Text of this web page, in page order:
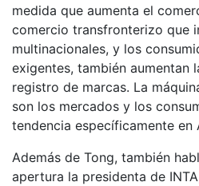
medida que aumenta el
comercio transfronterizo que
multinacionales, y los
exigentes, también aumentan
registro de marcas. La
son los mercados y los
tendencia específicamente en
Además de Tong, también
apertura la presidenta de